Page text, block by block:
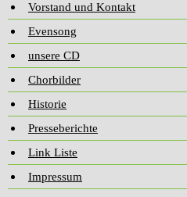
Vorstand und Kontakt
Evensong
unsere CD
Chorbilder
Historie
Presseberichte
Link Liste
Impressum